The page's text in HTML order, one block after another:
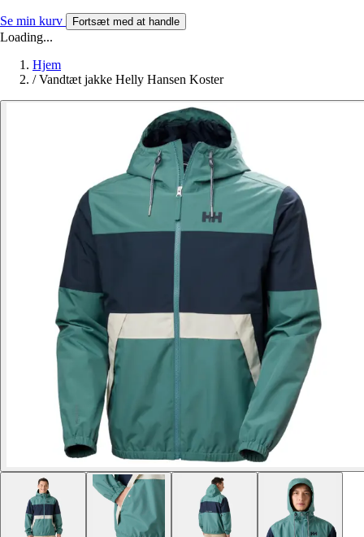
Se min kurv Fortsæt med at handle
Loading...
Hjem
/ Vandtæt jakke Helly Hansen Koster